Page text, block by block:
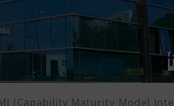
(Capability Maturity Model